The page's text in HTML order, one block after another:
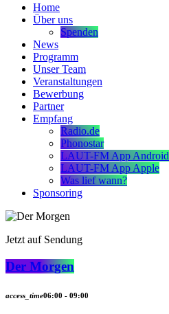
Home
Über uns
Spenden
News
Programm
Unser Team
Veranstaltungen
Bewerbung
Partner
Empfang
Radio.de
Phonostar
LAUT-FM App Android
LAUT-FM App Apple
Was lief wann?
Sponsoring
Jetzt auf Sendung
Der Morgen
access_time06:00 - 09:00